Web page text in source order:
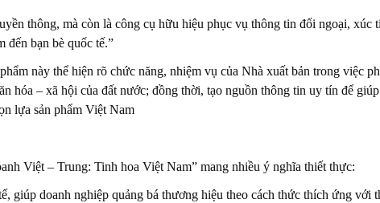
thông, mà còn là công cụ hữu hiệu phục vụ thông tin đối ngoại, xúc
đến bạn bè quốc tế.”
này thể hiện rõ chức năng, nhiệm vụ của Nhà xuất bản trong việc
hóa – xã hội của đất nước; đồng thời, tạo nguồn thông tin uy tín để
lựa sản phẩm Việt Nam
Việt – Trung: Tinh hoa Việt Nam” mang nhiều ý nghĩa thiết thực:
giúp doanh nghiệp quảng bá thương hiệu theo cách thức thích ứng với